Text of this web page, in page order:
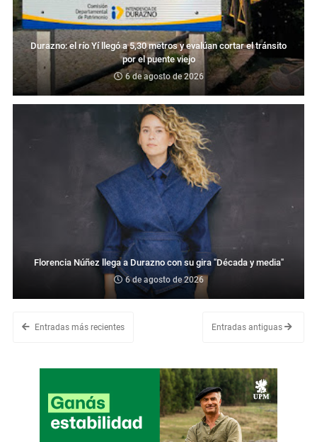
Durazno: el río Yí llegó a 5,30 metros y evalúan cortar el tránsito
por el puente viejo
6 de agosto de 2026
Florencia Núñez llega a Durazno con su gira "Década y media"
6 de agosto de 2026
Entradas más recientes Entradas antiguas